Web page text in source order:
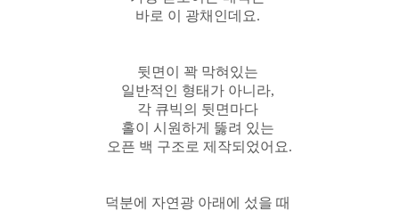
바로 이 광채인데요.
뒷면이 꽉 막혀있는
일반적인 형태가 아니라,
각 큐빅의 뒷면마다
홀이 시원하게 뚫려 있는
오픈 백 구조로 제작되었어요.
덕분에 자연광 아래에 섰을 때